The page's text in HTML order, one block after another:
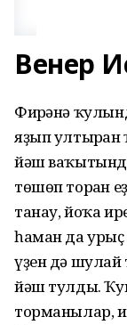
Венер
Фирғәнә
яҙып
йәш
төшөп торған
танау, йоҡа
һаман да урыҫ
үҙен дә шулай
йәш тулды.
торманылар,